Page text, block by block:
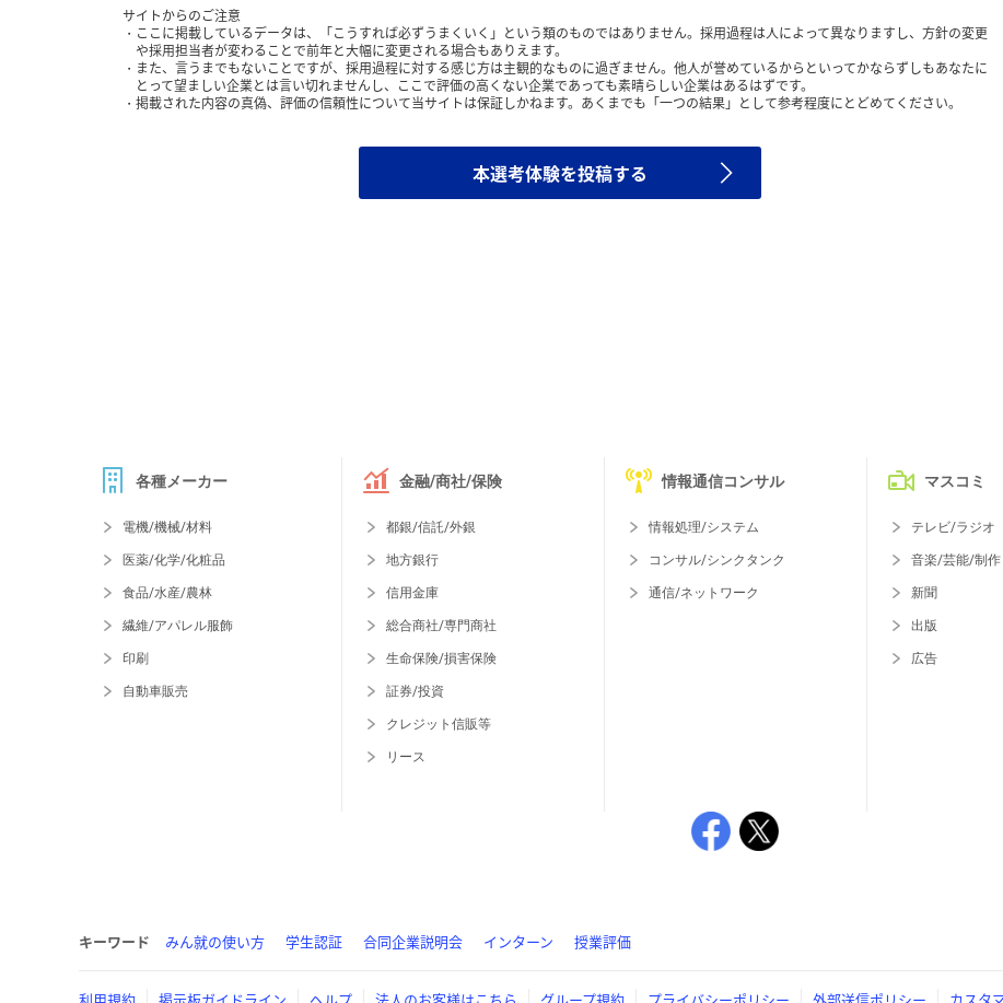
サイトからのご注意
ここに掲載しているデータは、「こうすれば必ずうまくいく」という類のものではありません。採用過程は人によって異なりますし、方針の変更
や採用担当者が変わることで前年と大幅に変更される場合もありえます。
また、言うまでもないことですが、採用過程に対する感じ方は主観的なものに過ぎません。他人が誉めているからといってかならずしもあなたに
とって望ましい企業とは言い切れませんし、ここで評価の高くない企業であっても素晴らしい企業はあるはずです。
掲載された内容の真偽、評価の信頼性について当サイトは保証しかねます。あくまでも「一つの結果」として参考程度にとどめてください。
本選考体験を投稿する
各種メーカー
電機/機械/材料
医薬/化学/化粧品
食品/水産/農林
繊維/アパレル服飾
印刷
自動車販売
金融/商社/保険
都銀/信託/外銀
地方銀行
信用金庫
総合商社/専門商社
生命保険/損害保険
証券/投資
クレジット信販等
リース
情報通信コンサル
情報処理/システム
コンサル/シンクタンク
通信/ネットワーク
マスコミ
テレビ/ラジオ
音楽/芸能/制作
新聞
出版
広告
キーワード みん就の使い方 学生認証 合同企業説明会 インターン 授業評価